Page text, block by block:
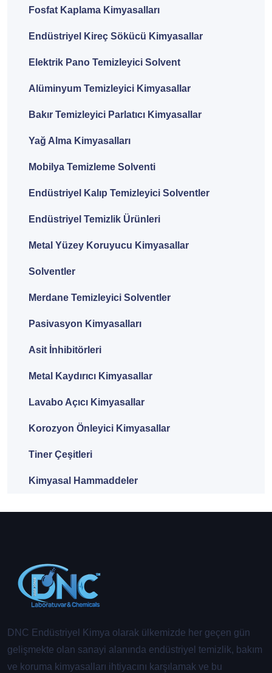
Fosfat Kaplama Kimyasalları
Endüstriyel Kireç Sökücü Kimyasallar
Elektrik Pano Temizleyici Solvent
Alüminyum Temizleyici Kimyasallar
Bakır Temizleyici Parlatıcı Kimyasallar
Yağ Alma Kimyasalları
Mobilya Temizleme Solventi
Endüstriyel Kalıp Temizleyici Solventler
Endüstriyel Temizlik Ürünleri
Metal Yüzey Koruyucu Kimyasallar
Solventler
Merdane Temizleyici Solventler
Pasivasyon Kimyasalları
Asit İnhibitörleri
Metal Kaydırıcı Kimyasallar
Lavabo Açıcı Kimyasallar
Korozyon Önleyici Kimyasallar
Tiner Çeşitleri
Kimyasal Hammaddeler
DNC Endüstriyel Kimya olarak ülkemizde her geçen gün
gelişmekte olan sanayi alanında endüstriyel temizlik, bakım
ve koruma kimyasalları ihtiyacını karşılamak ve bu